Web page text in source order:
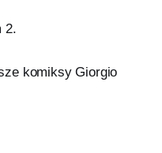
2.
komiksy Giorgio